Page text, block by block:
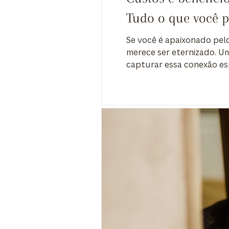
Tudo o que você
Se você é apaixonado
merece ser eternizado.
capturar essa conexão